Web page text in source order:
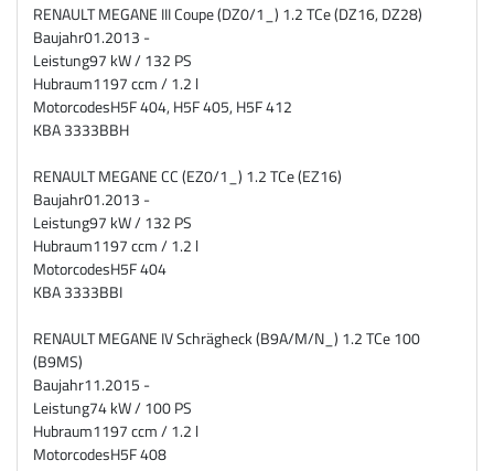
RENAULT MEGANE III Coupe (DZ0/1_) 1.2 TCe (DZ16, DZ28)
Baujahr01.2013 -
Leistung97 kW / 132 PS
Hubraum1197 ccm / 1.2 l
MotorcodesH5F 404, H5F 405, H5F 412
KBA3333BBH
RENAULT MEGANE CC (EZ0/1_) 1.2 TCe (EZ16)
Baujahr01.2013 -
Leistung97 kW / 132 PS
Hubraum1197 ccm / 1.2 l
MotorcodesH5F 404
KBA3333BBI
RENAULT MEGANE IV Schrägheck (B9A/M/N_) 1.2 TCe 100
(B9MS)
Baujahr11.2015 -
Leistung74 kW / 100 PS
Hubraum1197 ccm / 1.2 l
MotorcodesH5F 408